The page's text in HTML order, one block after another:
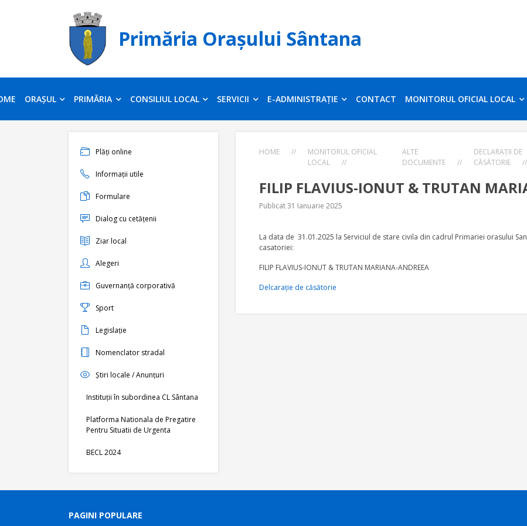
Primăria Orașului Sântana
ORAȘUL PRIMĂRIA CONSILIUL LOCAL SERVICII E-ADMINISTRAȚIE CONTACT MONITORUL OFICIAL LOCAL
Plăți online
Informații utile
Formulare
Dialog cu cetățenii
Ziar local
Alegeri
Guvernanță corporativă
Sport
Legislație
Nomenclator stradal
Știri locale / Anunțuri
Instituții în subordinea CL Sântana
Platforma Nationala de Pregatire
Pentru Situatii de Urgenta
BECL 2024
HOME //
MONITORUL OFICIAL
LOCAL
//
ALTE
DOCUMENTE
//
DECLARAȚII DE
CĂSĂTORIE
//
FILIP FLAVIUS-IONUT & TRUTAN
Publicat 31 Ianuarie 2025
La data de 31.01.2025 la Serviciul de stare civila din cadrul Primariei orasului
casatoriei:
FILIP FLAVIUS-IONUT & TRUTAN MARIANA-ANDREEA
Delcarație de căsătorie
PAGINI POPULARE